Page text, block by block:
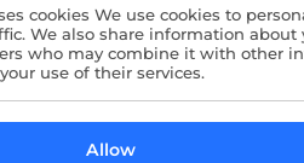
presupune cunoaşterea
estimării unui proiect
determina categoriile de
în ipoteza dezvoltării unui
conform certificatului de
cookies We use cookies to
We also share information
who may combine it with other
use of their services.
Allow